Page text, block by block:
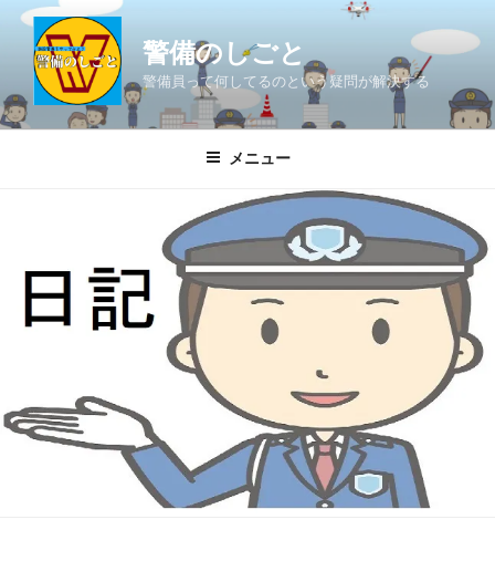
ン
ツ
警備のしごと
警備員って何してるのという疑問が解決する
メニュー